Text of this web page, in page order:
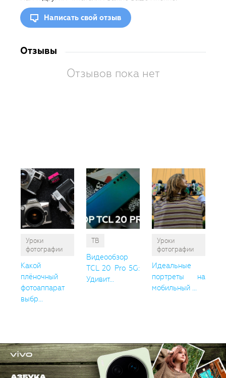
Написать свой отзыв
Отзывы
Отзывов пока нет
Уроки
фотографии
Какой
плёночный
фотоаппарат
выбр...
ТВ
Видеообзор
TCL 20 Pro 5G:
Удивит...
Уроки
фотографии
Идеальные
портреты на
мобильный ...